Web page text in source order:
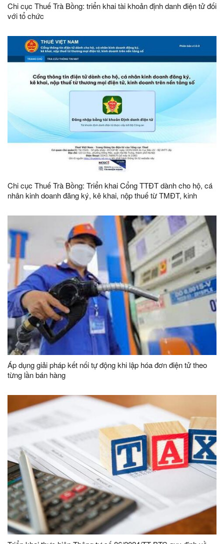
Chi cục Thuế Trà Bồng: triển khai tài khoản định danh điện tử đối
với tổ chức
Chi cục Thuế Trà Bồng: Triển khai Cổng TTĐT dành cho hộ, cá
nhân kinh doanh đăng ký, kê khai, nộp thuế từ TMĐT, kinh
Áp dụng giải pháp kết nối tự động khi lập hóa đơn điện tử theo
từng lần bán hàng